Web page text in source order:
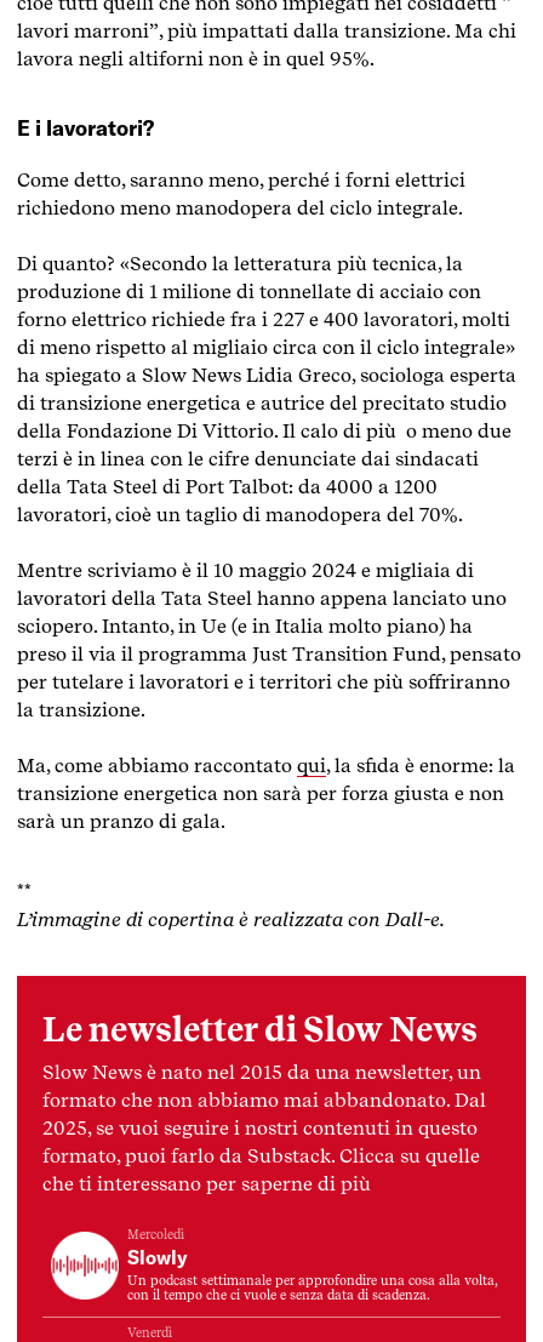
lavori marroni”, più impattati dalla transizione. Ma chi
lavora negli altiforni non è in quel 95%.
E i lavoratori?
Come detto, saranno meno, perché i forni elettrici
richiedono meno manodopera del ciclo integrale.
Di quanto? «Secondo la letteratura più tecnica, la
produzione di 1 milione di tonnellate di acciaio con
forno elettrico richiede fra i 227 e 400 lavoratori, molti
di meno rispetto al migliaio circa con il ciclo integrale»
ha spiegato a Slow News Lidia Greco, sociologa esperta
di transizione energetica e autrice del precitato studio
della Fondazione Di Vittorio. Il calo di più o meno due
terzi è in linea con le cifre denunciate dai sindacati
della Tata Steel di Port Talbot: da 4000 a 1200
lavoratori, cioè un taglio di manodopera del 70%.
Mentre scriviamo è il 10 maggio 2024 e migliaia di
lavoratori della Tata Steel hanno appena lanciato uno
sciopero. Intanto, in Ue (e in Italia molto piano) ha
preso il via il programma Just Transition Fund, pensato
per tutelare i lavoratori e i territori che più soffriranno
la transizione.
Ma, come abbiamo raccontato qui, la sfida è enorme: la
transizione energetica non sarà per forza giusta e non
sarà un pranzo di gala.
**
L’immagine di copertina è realizzata con Dall-e.
Le newsletter di Slow News
Slow News è nato nel 2015 da una newsletter, un
formato che non abbiamo mai abbandonato. Dal
2025, se vuoi seguire i nostri contenuti in questo
formato, puoi farlo da Substack. Clicca su quelle
che ti interessano per saperne di più
Mercoledì
Slowly
Un podcast settimanale per approfondire una cosa alla volta,
con il tempo che ci vuole e senza data di scadenza.
Venerdì